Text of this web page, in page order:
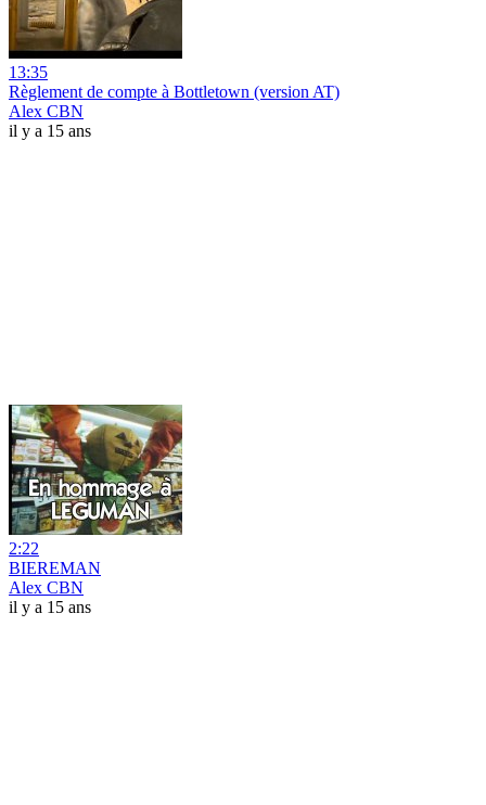
13:35
Règlement de compte à Bottletown (version AT)
Alex CBN
il y a 15 ans
2:22
BIEREMAN
Alex CBN
il y a 15 ans